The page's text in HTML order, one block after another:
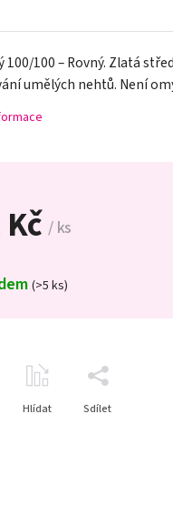
Kč/ ks
(>5 ks)
100/100 – Rovný. Zlatá
umělých nehtů. Není
Hlídat Sdílet